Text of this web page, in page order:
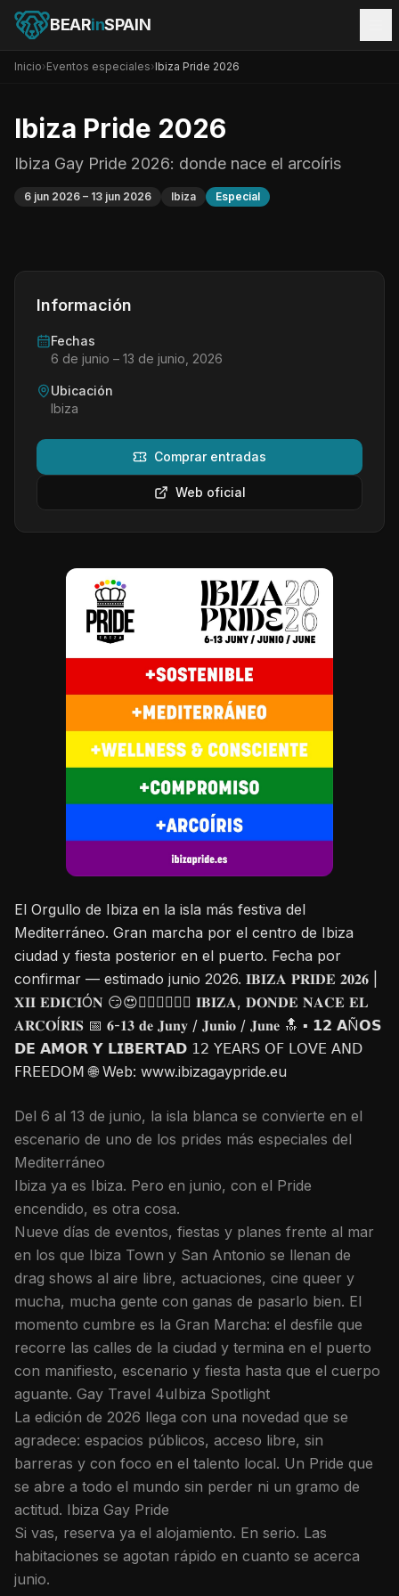
BEARinSPAIN
Inicio›Eventos especiales›Ibiza Pride 2026
Ibiza Pride 2026
Ibiza Gay Pride 2026: donde nace el arcoíris
6 jun 2026 – 13 jun 2026 Ibiza Especial
Información
Fechas
6 de junio – 13 de junio, 2026
Ubicación
Ibiza
Comprar entradas
Web oficial
El Orgullo de Ibiza en la isla más festiva del
Mediterráneo. Gran marcha por el centro de Ibiza
ciudad y fiesta posterior en el puerto. Fecha por
confirmar — estimado junio 2026. 𝐈𝐁𝐈𝐙𝐀 𝐏𝐑𝐈𝐃𝐄 𝟐𝟎𝟐𝟔 |
𝐗𝐈𝐈 𝐄𝐃𝐈𝐂𝐈Ó𝐍 😏😍🏳️‍🌈🌴🌊📣💋 𝐈𝐁𝐈𝐙𝐀, 𝐃𝐎𝐍𝐃𝐄 𝐍𝐀𝐂𝐄 𝐄𝐋
𝐀𝐑𝐂𝐎Í𝐑𝐈𝐒 📅 𝟔-𝟏𝟑 𝐝𝐞 𝐉𝐮𝐧𝐲 / 𝐉𝐮𝐧𝐢𝐨 / 𝐉𝐮𝐧𝐞 🔝 ▪️ 𝟭𝟮 𝗔Ñ𝗢𝗦
𝗗𝗘 𝗔𝗠𝗢𝗥 𝗬 𝗟𝗜𝗕𝗘𝗥𝗧𝗔𝗗 𝟣𝟤 𝖸𝖤𝖠𝖱𝖲 𝖮𝖥 𝖫𝖮𝖵𝖤 𝖠𝖭𝖣
𝖥𝖱𝖤𝖤𝖣𝖮𝖬 🌐 Web: www.ibizagaypride.eu
Del 6 al 13 de junio, la isla blanca se convierte en el
escenario de uno de los prides más especiales del
Mediterráneo
Ibiza ya es Ibiza. Pero en junio, con el Pride
encendido, es otra cosa.
Nueve días de eventos, fiestas y planes frente al mar
en los que Ibiza Town y San Antonio se llenan de
drag shows al aire libre, actuaciones, cine queer y
mucha, mucha gente con ganas de pasarlo bien. El
momento cumbre es la Gran Marcha: el desfile que
recorre las calles de la ciudad y termina en el puerto
con manifiesto, escenario y fiesta hasta que el cuerpo
aguante. Gay Travel 4uIbiza Spotlight
La edición de 2026 llega con una novedad que se
agradece: espacios públicos, acceso libre, sin
barreras y con foco en el talento local. Un Pride que
se abre a todo el mundo sin perder ni un gramo de
actitud. Ibiza Gay Pride
Si vas, reserva ya el alojamiento. En serio. Las
habitaciones se agotan rápido en cuanto se acerca
junio.